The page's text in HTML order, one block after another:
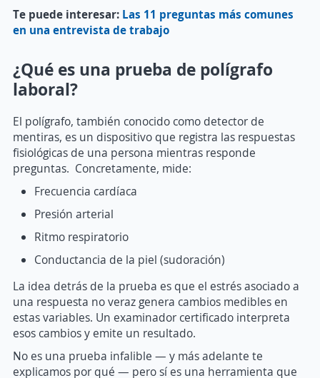
Te puede interesar: Las 11 preguntas más comunes
en una entrevista de trabajo
¿Qué es una prueba de polígrafo
laboral?
El polígrafo, también conocido como detector de
mentiras, es un dispositivo que registra las respuestas
fisiológicas de una persona mientras responde
preguntas. Concretamente, mide:
Frecuencia cardíaca
Presión arterial
Ritmo respiratorio
Conductancia de la piel (sudoración)
La idea detrás de la prueba es que el estrés asociado a
una respuesta no veraz genera cambios medibles en
estas variables. Un examinador certificado interpreta
esos cambios y emite un resultado.
No es una prueba infalible — y más adelante te
explicamos por qué — pero sí es una herramienta que